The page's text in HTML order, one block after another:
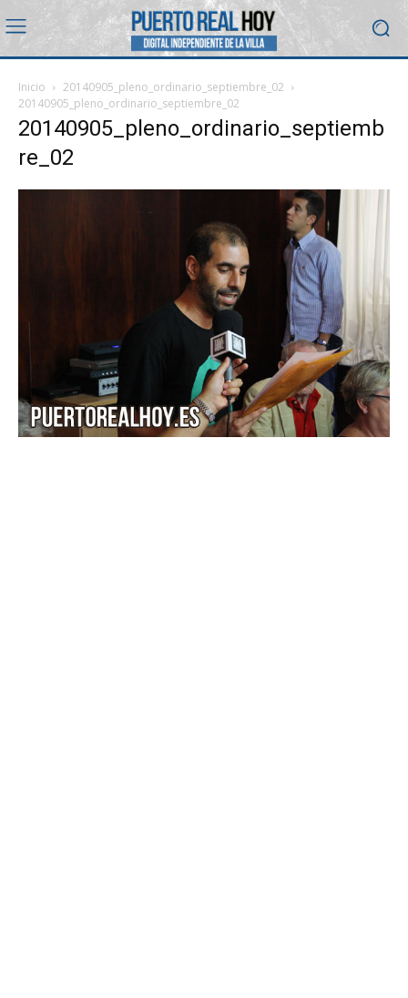
Inicio
20140905_pleno_ordinario_septiembre_02
20140905_pleno_ordinario_septiembre_02
20140905_pleno_ordinario_septiemb
re_02